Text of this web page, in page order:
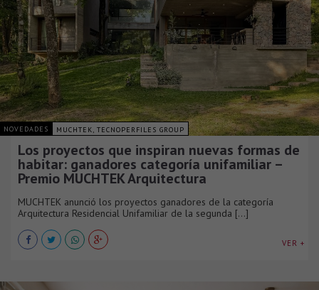
NOVEDADES MUCHTEK, TECNOPERFILES GROUP
Los proyectos que inspiran nuevas formas de
habitar: ganadores categoría unifamiliar –
Premio MUCHTEK Arquitectura
MUCHTEK anunció los proyectos ganadores de la categoría
Arquitectura Residencial Unifamiliar de la segunda [...]
VER +